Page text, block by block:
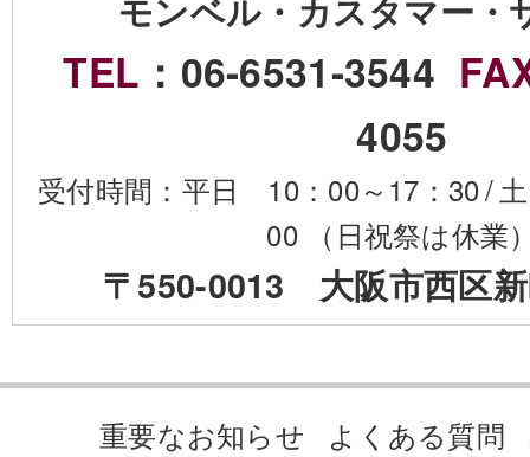
モンベル・カスタマー・
TEL ：06-6531-3544
4055
受付時間：平日 10：00～17：30/
00 （日祝祭は休業
〒550-0013 大阪市西区
重要なお知らせ よくある質問